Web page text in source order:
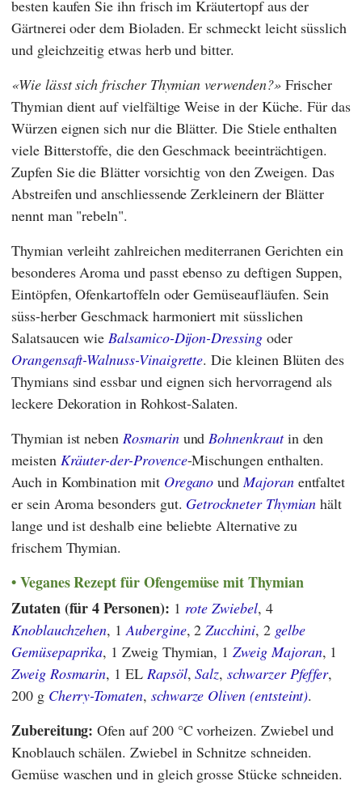
besten kaufen Sie ihn frisch im Kräutertopf aus der
Gärtnerei oder dem Bioladen. Er schmeckt leicht süsslich
und gleichzeitig etwas herb und bitter.
Wie lässt sich frischer Thymian verwenden? Frischer
Thymian dient auf vielfältige Weise in der Küche. Für das
Würzen eignen sich nur die Blätter. Die Stiele enthalten
viele Bitterstoffe, die den Geschmack beeinträchtigen.
Zupfen Sie die Blätter vorsichtig von den Zweigen. Das
Abstreifen und anschliessende Zerkleinern der Blätter
nennt man "rebeln".
Thymian verleiht zahlreichen mediterranen Gerichten ein
besonderes Aroma und passt ebenso zu deftigen Suppen,
Eintöpfen, Ofenkartoffeln oder Gemüseaufläufen. Sein
süss-herber Geschmack harmoniert mit süsslichen
Salatsaucen wieBalsamico-Dijon-Dressingoder
Orangensaft-Walnuss-Vinaigrette. Die kleinen Blüten des
Thymians sind essbar und eignen sich hervorragend als
leckere Dekoration in Rohkost-Salaten.
Thymian ist nebenRosmarinundBohnenkrautin den
meisten Kräuter-der-Provence-Mischungen enthalten.
Auch in Kombination mit Oregano undMajoranentfaltet
er sein Aroma besonders gut. Getrockneter Thymian hält
lange und ist deshalb eine beliebte Alternative zu
frischem Thymian.
Veganes Rezept für Ofengemüse mit Thymian
Zutaten (für 4 Personen): 1 rote Zwiebel, 4
Knoblauchzehen, 1Aubergine, 2Zucchini, 2 gelbe
Gemüsepaprika, 1 Zweig Thymian, 1Zweig Majoran, 1
Zweig Rosmarin, 1 EL Rapsöl,Salz,schwarzer Pfeffer,
200 g Cherry-Tomaten, schwarze Oliven (entsteint).
Zubereitung:Ofen auf 200 °C vorheizen. Zwiebel und
Knoblauch schälen. Zwiebel in Schnitze schneiden.
Gemüse waschen und in gleich grosse Stücke schneiden.